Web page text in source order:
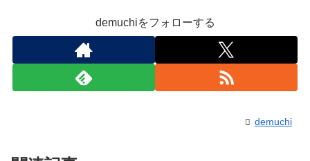
demuchiをフォローする
demuchi